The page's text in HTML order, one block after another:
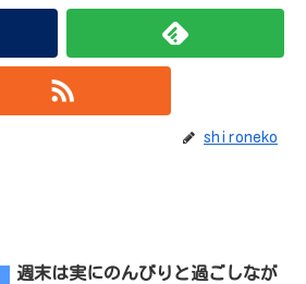
shironeko
週末は実にのんびりと過ごしなが